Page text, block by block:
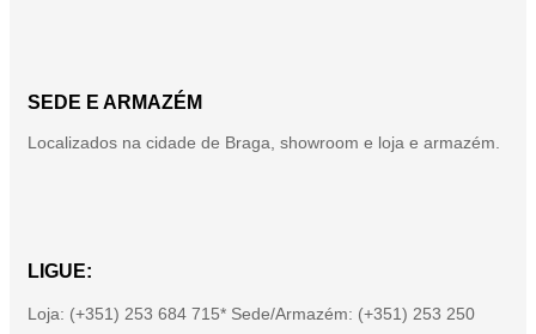
SEDE E ARMAZÉM
Localizados na cidade de Braga, showroom e loja e armazém.
LIGUE:
Loja: (+351) 253 684 715* Sede/Armazém: (+351) 253 250